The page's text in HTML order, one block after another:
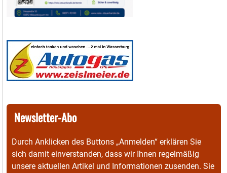
Newsletter-Abo
Durch Anklicken des Buttons „Anmelden“ erklären Sie
sich damit einverstanden, dass wir Ihnen regelmäßig
unsere aktuellen Artikel und Informationen zusenden. Sie